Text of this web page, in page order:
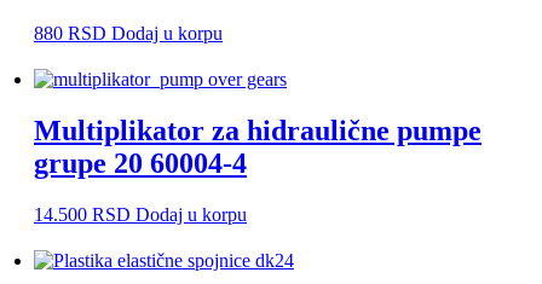
880 RSD Dodaj u korpu
Multiplikator za hidraulične pumpe
grupe 20 60004-4
14.500 RSD Dodaj u korpu